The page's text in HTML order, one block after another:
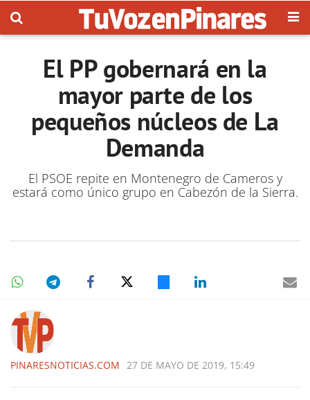
El PP gobernará en la
mayor parte de los
pequeños núcleos de La
Demanda
El PSOE repite en Montenegro de Cameros y
estará como único grupo en Cabezón de la Sierra.
PINARESNOTICIAS.COM 27 DE MAYO DE 2019, 15:49